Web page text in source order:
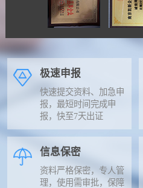
极速申报
快速提交资料、加急申
报，最短时间完成申
报，快至7天出证
信息保密
资料严格保密，专人管
理，使用需审批，保障